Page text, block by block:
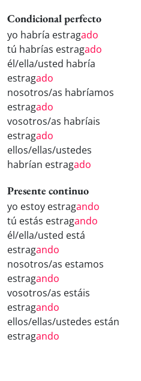
Condicional perfecto
yo habría estragado
tú habrías estragado
él/ella/usted habría
estragado
nosotros/as habríamos
estragado
vosotros/as habríais
estragado
ellos/ellas/ustedes
habrían estragado
Presente continuo
yo estoy estragando
tú estás estragando
él/ella/usted está
estragando
nosotros/as estamos
estragando
vosotros/as estáis
estragando
ellos/ellas/ustedes están
estragando